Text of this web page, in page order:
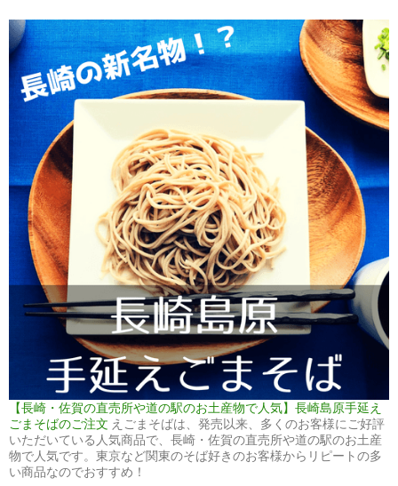
【長崎・佐賀の直売所や道の駅のお土産物で人気】長崎島原手延え
ごまそばのご注文 えごまそばは、発売以来、多くのお客様にご好評
いただいている人気商品で、長崎・佐賀の直売所や道の駅のお土産
物で人気です。東京など関東のそば好きのお客様からリピートの多
い商品なのでおすすめ！